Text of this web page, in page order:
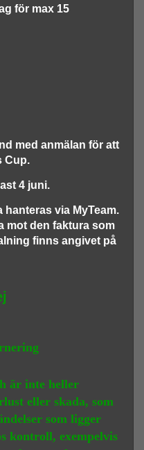
för max 15
med anmälan för att
Cup.
4 juni.
hanteras via MyTeam.
mot den faktura som
finns angivet på
är inte heller
eller skada, som
som ligger
kontroll, exempelvis